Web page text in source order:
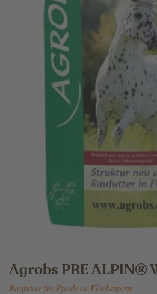
Agrobs PRE ALPIN®
Raufutter für Pferde in Flockenform